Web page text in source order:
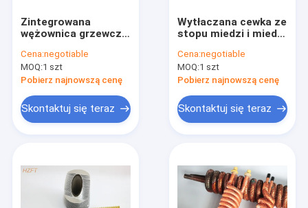
Zintegrowana
wężownica grzewcza
użytkowej
Odporność na
korozję
Cena:negotiable
MOQ:1 szt
Pobierz najnowszą cenę
Skontaktuj się teraz
Wytłaczana cewka ze
stopu miedzi i miedzi
Cena:negotiable
MOQ:1 szt
Pobierz najnowszą cenę
Skontaktuj się teraz